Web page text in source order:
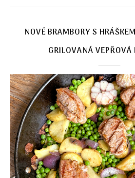
NOVÉ BRAMBORY S
GRILOVANÁ VEPŘOVÁ